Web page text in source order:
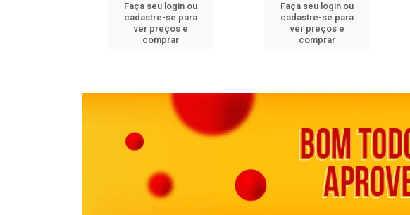
Faça seu login ou
cadastre-se para
ver preços e
comprar
Faça seu login ou
cadastre-se para
ver preços e
comprar